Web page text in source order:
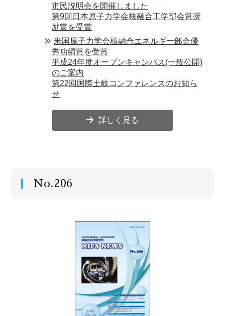
市民説明会を開催しました
第9回日本原子力学会核融合工学部会賞奨
励賞を受賞
米国原子力学会核融合エネルギー部会優
秀功績賞を受賞
平成24年度オープンキャンパス(一般公開)
のご案内
第22回国際土岐コンファレンスのお知ら
せ
詳しく見る
No.206